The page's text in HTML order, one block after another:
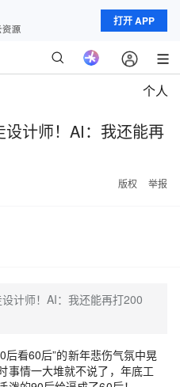
打开 APP
个人
计师！AI：我还能再
版权 举报
计师！AI：我还能再打200
看60后”的新年悲伤气氛中晃
事情一大堆就不说了，年底工